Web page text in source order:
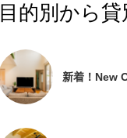
目的別から
新着！New